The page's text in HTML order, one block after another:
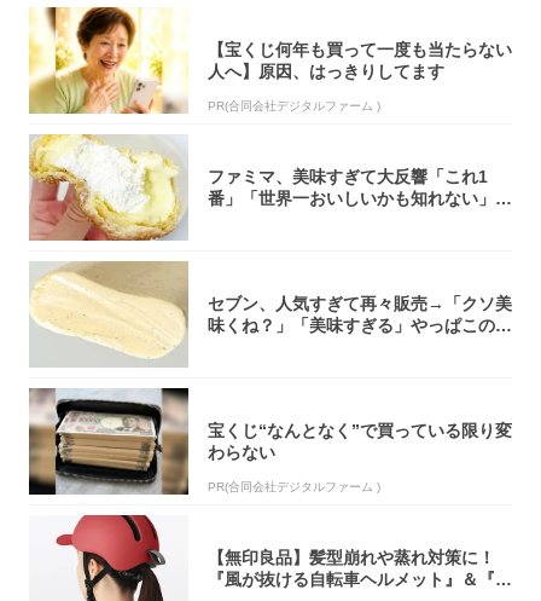
【宝くじ何年も買って一度も当たらない
人へ】原因、はっきりしてます
PR(合同会社デジタルファーム )
ファミマ、美味すぎて大反響「これ1
番」「世界一おいしいかも知れない」
セブン、人気すぎて再々販売→「クソ美
味くね？」「美味すぎる」やっぱこのク
宝くじ“なんとなく”で買っている限り変
わらない
PR(合同会社デジタルファーム )
【無印良品】髪型崩れや蒸れ対策に！
『風が抜ける自転車ヘルメット』＆『2